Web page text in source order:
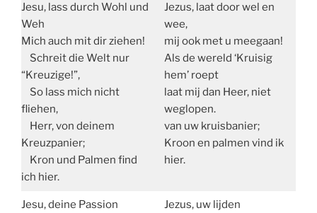
Jesu, lass durch Wohl und
Weh
Mich auch mit dir ziehen!
Schreit die Welt nur
“Kreuzige!”,
So lass mich nicht
fliehen,
Herr, von deinem
Kreuzpanier;
Kron und Palmen find
ich hier.
Jezus, laat door wel en
wee,
mij ook met u meegaan!
Als de wereld ‘Kruisig
hem’ roept
laat mij dan Heer, niet
weglopen.
van uw kruisbanier;
Kroon en palmen vind ik
hier.
Jesu, deine Passion
Jezus, uw lijden